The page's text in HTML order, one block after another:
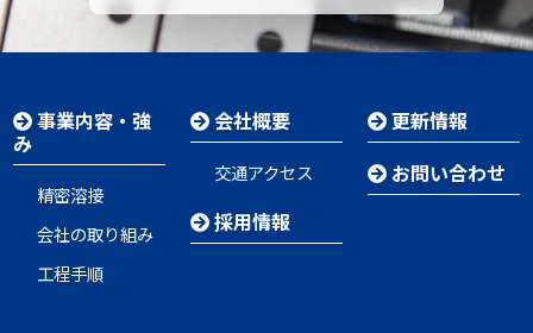
事業内容・強
み
精密溶接
会社の取り組み
工程手順
会社概要
交通アクセス
採用情報
更新情報
お問い合わせ